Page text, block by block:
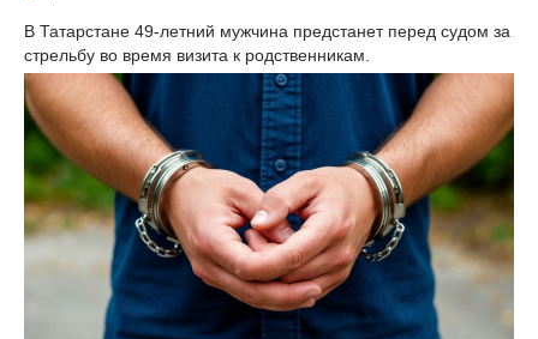
В Татарстане 49-летний мужчина предстанет перед судом за
стрельбу во время визита к родственникам.